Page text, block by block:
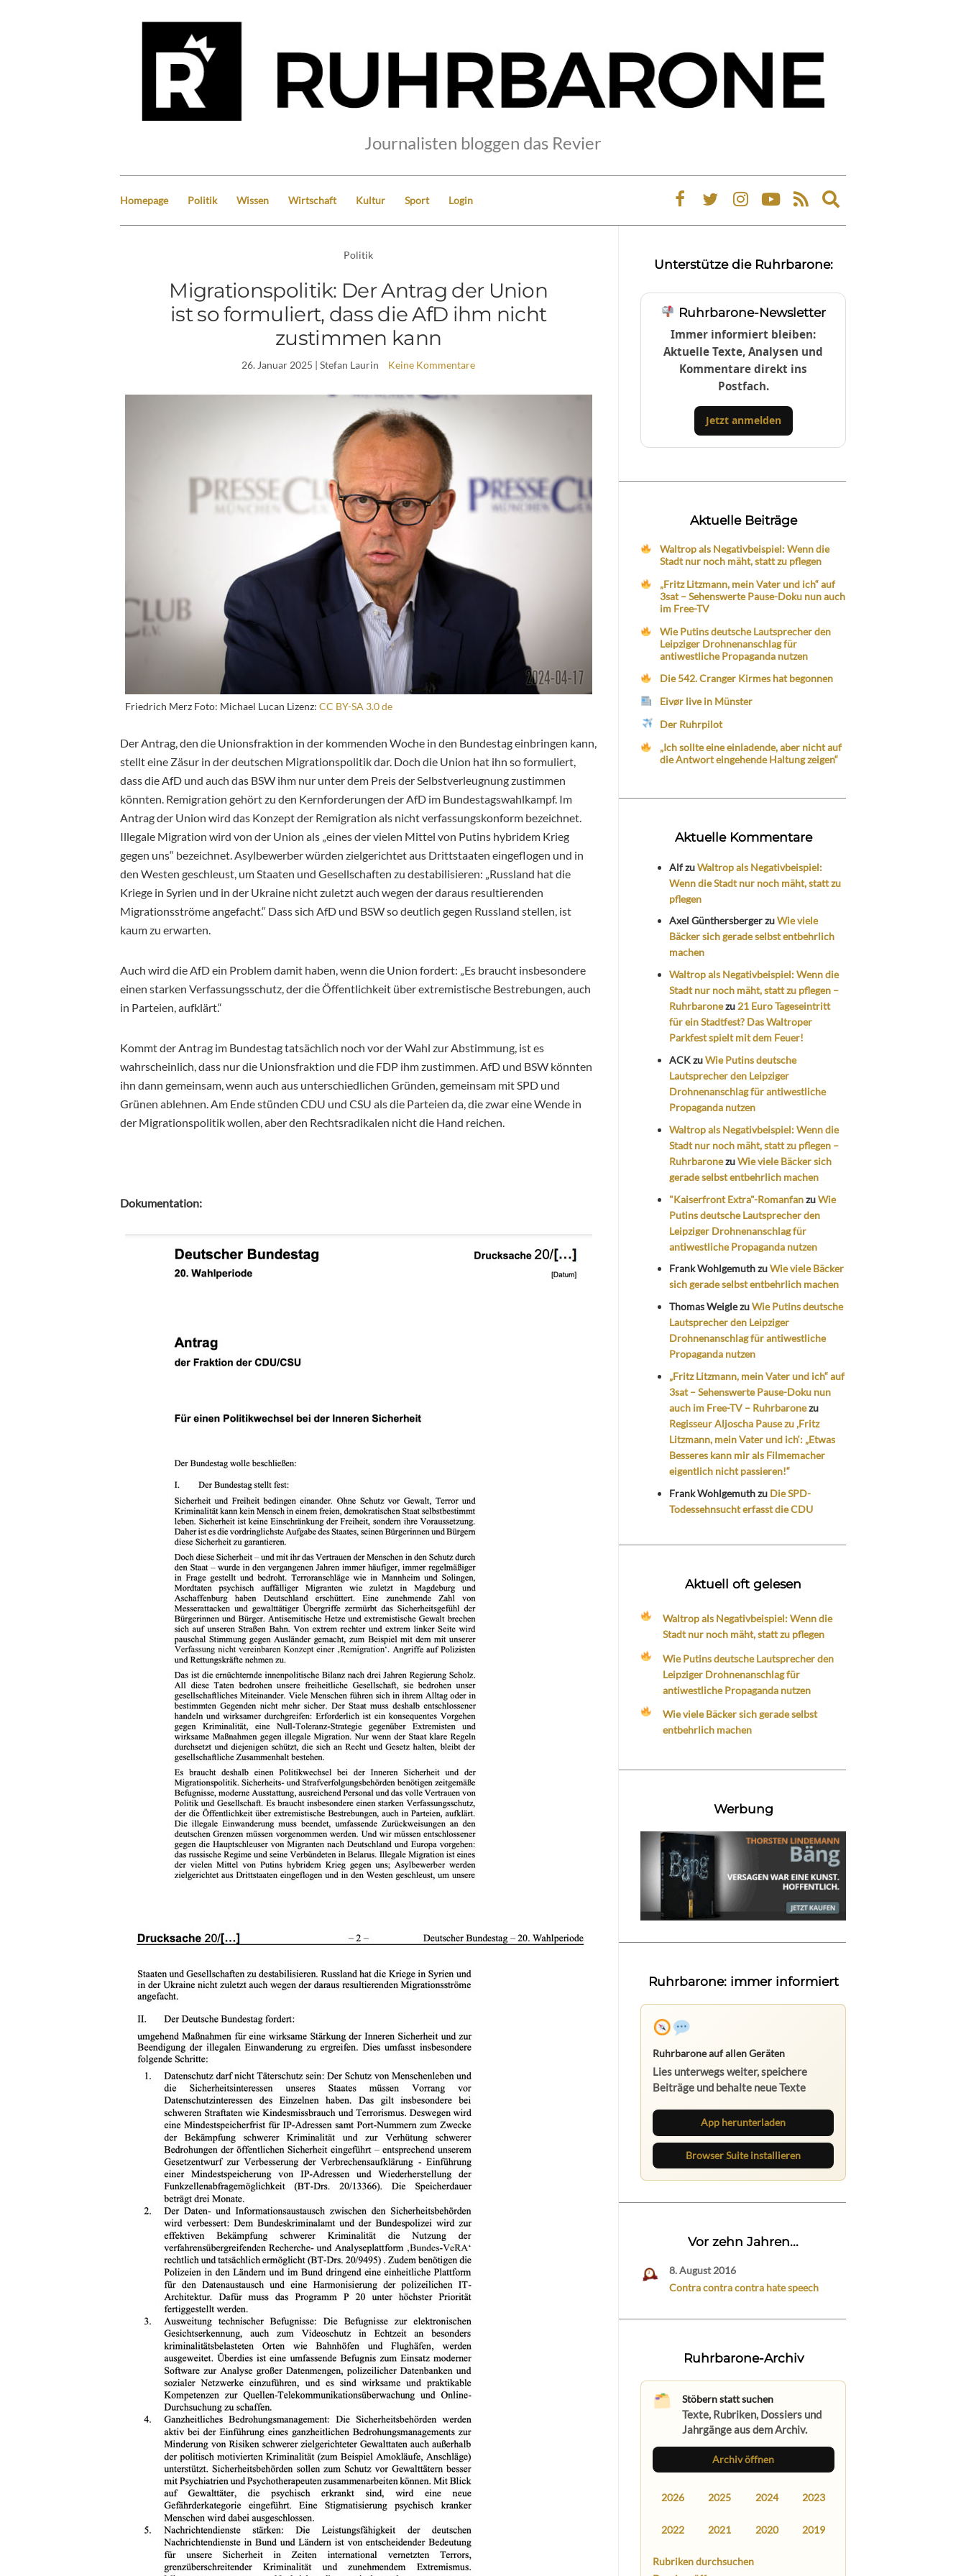
Journalisten bloggen das Revier
Homepage Politik Wissen Wirtschaft Kultur Sport Login
Expand
search
Politik
Migrationspolitik: Der Antrag der Union
ist so formuliert, dass die AfD ihm nicht
zustimmen kann
26. Januar 2025 | Stefan Laurin Keine Kommentare
Friedrich Merz Foto: Michael Lucan Lizenz: CC BY-SA 3.0 de
Der Antrag, den die Unionsfraktion in der kommenden Woche in den Bundestag einbringen kann,
stellt eine Zäsur in der deutschen Migrationspolitik dar. Doch die Union hat ihn so formuliert,
dass die AfD und auch das BSW ihm nur unter dem Preis der Selbstverleugnung zustimmen
könnten. Remigration gehört zu den Kernforderungen der AfD im Bundestagswahlkampf. Im
Antrag der Union wird das Konzept der Remigration als nicht verfassungskonform bezeichnet.
Illegale Migration wird von der Union als „eines der vielen Mittel von Putins hybridem Krieg
gegen uns“ bezeichnet. Asylbewerber würden zielgerichtet aus Drittstaaten eingeflogen und in
den Westen geschleust, um Staaten und Gesellschaften zu destabilisieren: „Russland hat die
Kriege in Syrien und in der Ukraine nicht zuletzt auch wegen der daraus resultierenden
Migrationsströme angefacht.“ Dass sich AfD und BSW so deutlich gegen Russland stellen, ist
kaum zu erwarten.
Auch wird die AfD ein Problem damit haben, wenn die Union fordert: „Es braucht insbesondere
einen starken Verfassungsschutz, der die Öffentlichkeit über extremistische Bestrebungen, auch
in Parteien, aufklärt.“
Kommt der Antrag im Bundestag tatsächlich noch vor der Wahl zur Abstimmung, ist es
wahrscheinlich, dass nur die Unionsfraktion und die FDP ihm zustimmen. AfD und BSW könnten
ihn dann gemeinsam, wenn auch aus unterschiedlichen Gründen, gemeinsam mit SPD und
Grünen ablehnen. Am Ende stünden CDU und CSU als die Parteien da, die zwar eine Wende in
der Migrationspolitik wollen, aber den Rechtsradikalen nicht die Hand reichen.
Dokumentation:
Unterstütze die Ruhrbarone:
Ruhrbarone-Newsletter
Immer informiert bleiben:
Aktuelle Texte, Analysen und
Kommentare direkt ins
Postfach.
Jetzt anmelden
Aktuelle Beiträge
Waltrop als Negativbeispiel: Wenn die
Stadt nur noch mäht, statt zu pflegen
„Fritz Litzmann, mein Vater und ich“ auf
3sat – Sehenswerte Pause-Doku nun auch
im Free-TV
Wie Putins deutsche Lautsprecher den
Leipziger Drohnenanschlag für
antiwestliche Propaganda nutzen
Die 542. Cranger Kirmes hat begonnen
Eivør live in Münster
Der Ruhrpilot
„Ich sollte eine einladende, aber nicht auf
die Antwort eingehende Haltung zeigen“
Aktuelle Kommentare
AlfzuWaltrop als Negativbeispiel:
Wenn die Stadt nur noch mäht, statt zu
pflegen
Axel GünthersbergerzuWie viele
Bäcker sich gerade selbst entbehrlich
machen
Waltrop als Negativbeispiel: Wenn die
Stadt nur noch mäht, statt zu pflegen –
Ruhrbaronezu 21 Euro Tageseintritt
für ein Stadtfest? Das Waltroper
Parkfest spielt mit dem Feuer!
ACKzuWie Putins deutsche
Lautsprecher den Leipziger
Drohnenanschlag für antiwestliche
Propaganda nutzen
Waltrop als Negativbeispiel: Wenn die
Stadt nur noch mäht, statt zu pflegen –
RuhrbaronezuWie viele Bäcker sich
gerade selbst entbehrlich machen
"Kaiserfront Extra"-RomanfanzuWie
Putins deutsche Lautsprecher den
Leipziger Drohnenanschlag für
antiwestliche Propaganda nutzen
Frank WohlgemuthzuWie viele Bäcker
sich gerade selbst entbehrlich machen
Thomas WeiglezuWie Putins deutsche
Lautsprecher den Leipziger
Drohnenanschlag für antiwestliche
Propaganda nutzen
„Fritz Litzmann, mein Vater und ich“ auf
3sat – Sehenswerte Pause-Doku nun
auch im Free-TV – Ruhrbaronezu
Regisseur Aljoscha Pause zu ‚Fritz
Litzmann, mein Vater und ich‘: „Etwas
Besseres kann mir als Filmemacher
eigentlich nicht passieren!“
Frank Wohlgemuthzu Die SPD-
Todessehnsucht erfasst die CDU
Aktuell oft gelesen
Waltrop als Negativbeispiel: Wenn die
Stadt nur noch mäht, statt zu pflegen
Wie Putins deutsche Lautsprecher den
Leipziger Drohnenanschlag für
antiwestliche Propaganda nutzen
Wie viele Bäcker sich gerade selbst
entbehrlich machen
Werbung
Ruhrbarone: immer informiert
Ruhrbarone auf allen Geräten
Lies unterwegs weiter, speichere
Beiträge und behalte neue Texte
App herunterladen
Browser Suite installieren
Vor zehn Jahren...
8. August 2016
Contra contra contra hate speech
Ruhrbarone-Archiv
Stöbern statt suchen
Texte, Rubriken, Dossiers und
Jahrgänge aus dem Archiv.
Archiv öffnen
2026 2025 2024 2023
2022 2021 2020 2019
Rubriken durchsuchen